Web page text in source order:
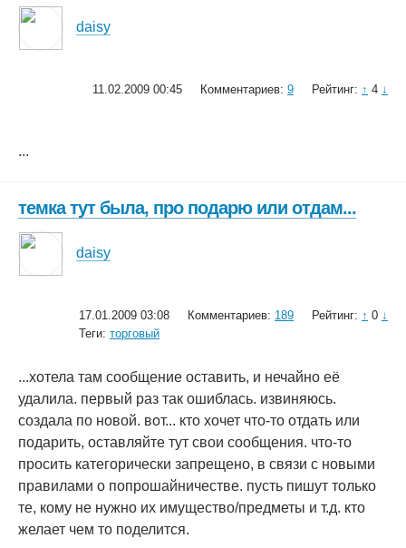
daisy
11.02.2009 00:45 Комментариев: 9 Рейтинг: ↑ 4 ↓
...
темка тут была, про подарю или отдам...
daisy
17.01.2009 03:08 Комментариев: 189 Рейтинг: ↑ 0 ↓
Теги: торговый
...хотела там сообщение оставить, и нечайно её
удалила. первый раз так ошиблась. извиняюсь.
создала по новой. вот... кто хочет что-то отдать или
подарить, оставляйте тут свои сообщения. что-то
просить категорически запрещено, в связи с новыми
правилами о попрошайничестве. пусть пишут только
те, кому не нужно их имущество/предметы и т.д. кто
желает чем то поделится.